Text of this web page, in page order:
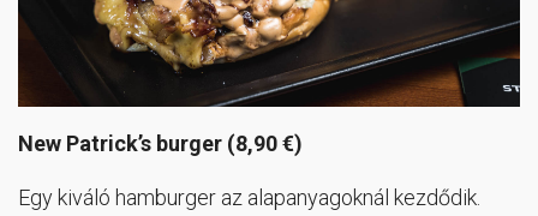
New Patrick’s burger (8,90 €)
Egy kiváló hamburger az alapanyagoknál kezdődik.